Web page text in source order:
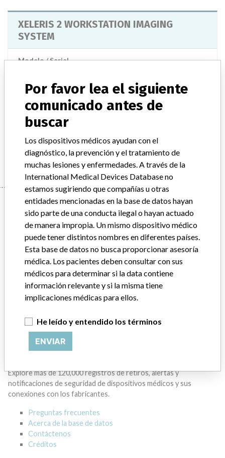
XELERIS 2 WORKSTATION IMAGING
SYSTEM
Modelo / Serial
Descripción del producto
XELERIS 2 WORKSTATION IMAGING SYSTEM
GENERAL ELECTRIC CANADA (OPERATING AS GE
HEALTHCARE)
Manufacturer
GENERAL ELECTRIC CANADA (OPERATING
AS GE HEALTHCARE)
Dirección del fabricante MISSISSAUGA
Empresa matriz del fabricante (2017)
Source
Explore más de 120,000 registros de retiros, alertas y
notificaciones de seguridad de dispositivos médicos y sus
conexiones con los fabricantes.
Preguntas frecuentes
Acerca de la base de datos
Contáctenos
Créditos
Por favor lea el siguiente
comunicado antes de
buscar
Los dispositivos médicos ayudan con el
diagnóstico, la prevención y el tratamiento de
muchas lesiones y enfermedades. A través de la
International Medical Devices Database no
estamos sugiriendo que compañías u otras
entidades mencionadas en la base de datos hayan
sido parte de una conducta ilegal o hayan actuado
de manera impropia. Un mismo dispositivo médico
puede tener distintos nombres en diferentes países.
Esta base de datos no busca proporcionar asesoría
médica. Los pacientes deben consultar con sus
médicos para determinar si la data contiene
información relevante y si la misma tiene
implicaciones médicas para ellos.
He leído y entendido los términos
ENVIAR